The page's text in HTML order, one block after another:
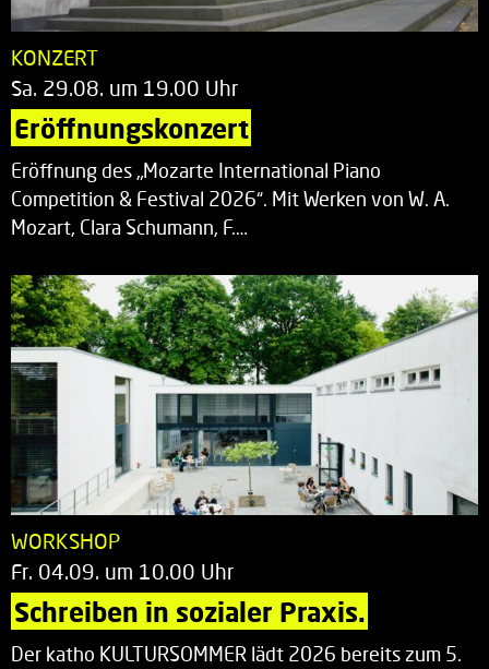
KONZERT
Sa. 29.08. um 19.00 Uhr
Eröffnungskonzert
Eröffnung des „Mozarte International Piano
Competition & Festival 2026“. Mit Werken von W. A.
Mozart, Clara Schumann, F.…
WORKSHOP
Fr. 04.09. um 10.00 Uhr
Schreiben in sozialer Praxis.
Der katho KULTURSOMMER lädt 2026 bereits zum 5.